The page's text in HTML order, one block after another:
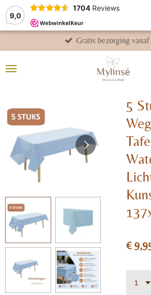
9,0
1704 Reviews
Gratis bezorging
5
€